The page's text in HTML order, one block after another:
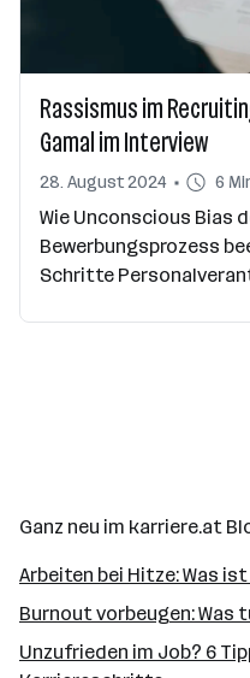
Rassismus im
Gamal im Interview
28. August 2024 6
Wie Unconscious Bias
Bewerbungsprozess
Schritte
Ganz neu im karriere.at
Arbeiten bei Hitze: Was
Burnout vorbeugen: Was
Unzufrieden im Job? 6